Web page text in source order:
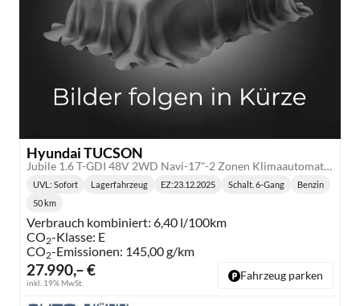
Hyundai TUCSON
Jubile 1.6 T-GDI 48V 2WD Navi-17"-2 Zonen Klimaautomatik-LED-Kamera-Sofort
27.990,– €
inkl. 19% MwSt.
UVL : Sofort Lagerfahrzeug EZ:23.12.2025
Getriebe:
Schalt. 6-Gang Benzin
50 km
Verbrauch kombiniert: 6,40 l/100km
CO2-Klasse: E
CO2-Emissionen: 145,00 g/km
Fahrzeug parken